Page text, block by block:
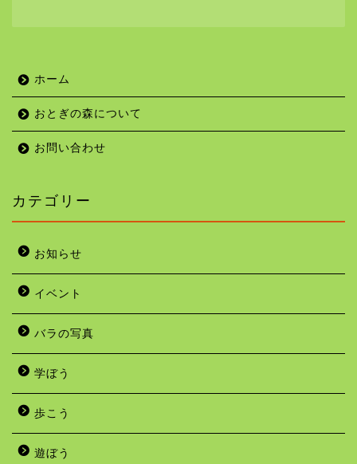
ホーム
おとぎの森について
お問い合わせ
カテゴリー
お知らせ
イベント
バラの写真
学ぼう
歩こう
遊ぼう